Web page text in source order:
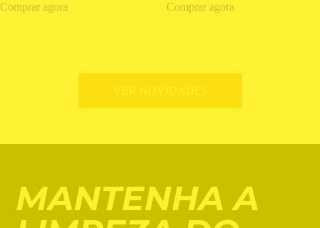
Comprar agora Comprar agora
VER NOVIDADES
MANTENHA A